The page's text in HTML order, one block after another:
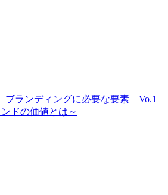
ブランディングに必要な要素 Vo.1
ドの価値とは～